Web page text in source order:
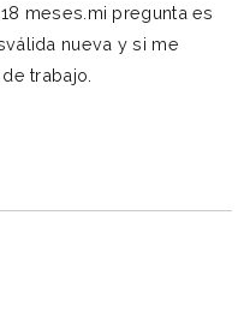
meses.mi pregunta es
nueva y si me
trabajo.